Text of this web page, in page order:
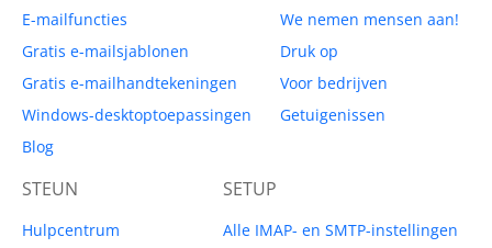
E-mailfuncties
Gratis e-mailsjablonen
Gratis e-mailhandtekeningen
Windows-desktoptoepassingen
Blog
We nemen mensen aan!
Druk op
Voor bedrijven
Getuigenissen
STEUN
Hulpcentrum
SETUP
Alle IMAP- en SMTP-instellingen